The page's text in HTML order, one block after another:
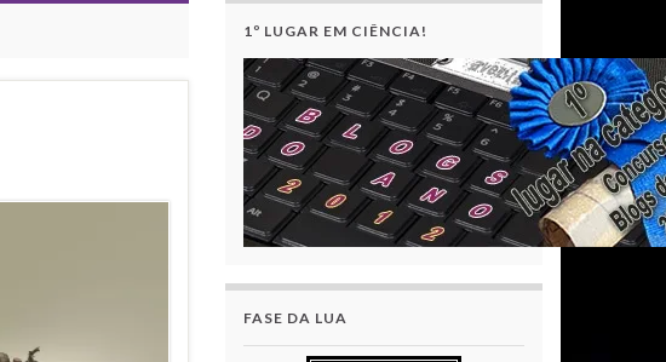
1º LUGAR EM CIÊNCIA!
FASE DA LUA